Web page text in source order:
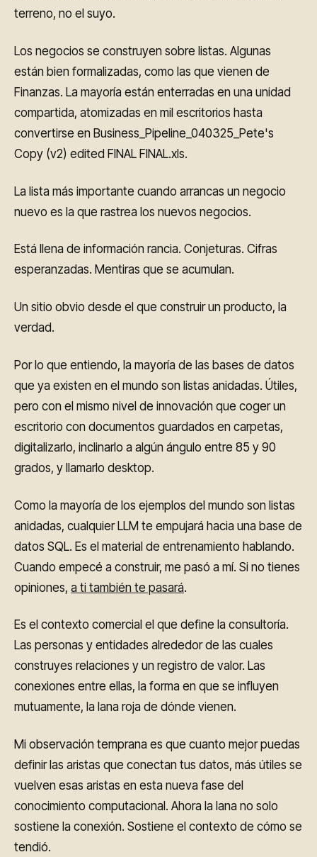
terreno, no el suyo.
Los negocios se construyen sobre listas. Algunas
están bien formalizadas, como las que vienen de
Finanzas. La mayoría están enterradas en una unidad
compartida, atomizadas en mil escritorios hasta
convertirse en Business_Pipeline_040325_Pete's
Copy (v2) edited FINAL FINAL.xls.
La lista más importante cuando arrancas un negocio
nuevo es la que rastrea los nuevos negocios.
Está llena de información rancia. Conjeturas. Cifras
esperanzadas. Mentiras que se acumulan.
Un sitio obvio desde el que construir un producto, la
verdad.
Por lo que entiendo, la mayoría de las bases de datos
que ya existen en el mundo son listas anidadas. Útiles,
pero con el mismo nivel de innovación que coger un
escritorio con documentos guardados en carpetas,
digitalizarlo, inclinarlo a algún ángulo entre 85 y 90
grados, y llamarlo desktop.
Como la mayoría de los ejemplos del mundo son listas
anidadas, cualquier LLM te empujará hacia una base de
datos SQL. Es el material de entrenamiento hablando.
Cuando empecé a construir, me pasó a mí. Si no tienes
opiniones, a ti también te pasará.
Es el contexto comercial el que define la consultoría.
Las personas y entidades alrededor de las cuales
construyes relaciones y un registro de valor. Las
conexiones entre ellas, la forma en que se influyen
mutuamente, la lana roja de dónde vienen.
Mi observación temprana es que cuanto mejor puedas
definir las aristas que conectan tus datos, más útiles se
vuelven esas aristas en esta nueva fase del
conocimiento computacional. Ahora la lana no solo
sostiene la conexión. Sostiene el contexto de cómo se
tendió.